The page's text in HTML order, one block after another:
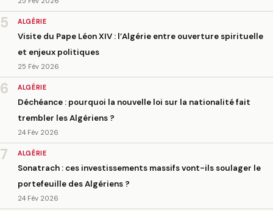
5 ALGÉRIE
Visite du Pape Léon XIV : l’Algérie entre ouverture spirituelle
et enjeux politiques
25 Fév 2026
6 ALGÉRIE
Déchéance : pourquoi la nouvelle loi sur la nationalité fait
trembler les Algériens ?
24 Fév 2026
7 ALGÉRIE
Sonatrach : ces investissements massifs vont-ils soulager le
portefeuille des Algériens ?
24 Fév 2026